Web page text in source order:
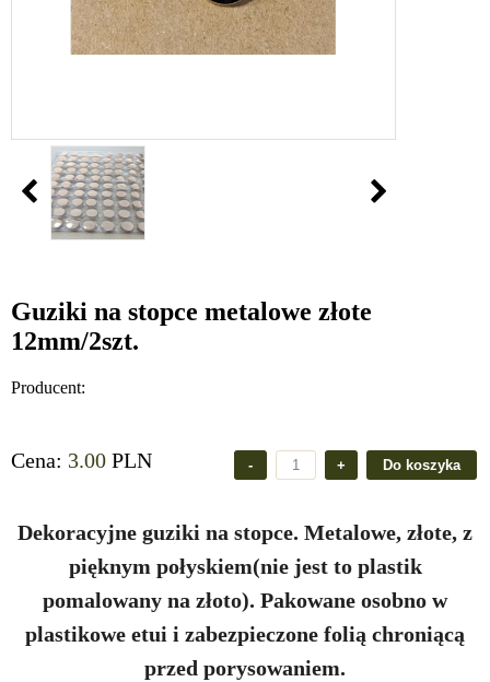
Guziki na stopce metalowe złote
12mm/2szt.
Producent:
Cena: 3.00 PLN
Dekoracyjne guziki na stopce. Metalowe, złote, z
pięknym połyskiem(nie jest to plastik
pomalowany na złoto). Pakowane osobno w
plastikowe etui i zabezpieczone folią chroniącą
przed porysowaniem.